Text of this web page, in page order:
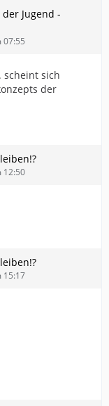
Jugend -
07:55
scheint sich
der
12:50
15:17